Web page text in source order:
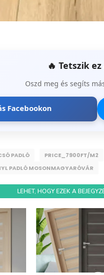
🔥 Tetszik
Oszd meg és segíts
Facebookon
PADLÓ PRICE_7900FT/M2
PADLÓ MOSONMAGYARÓVÁR
LEHET, HOGY EZEK A